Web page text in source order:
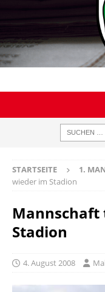
STARTSEITE 1.
wieder im Stadion
Stadion
4. August 2008